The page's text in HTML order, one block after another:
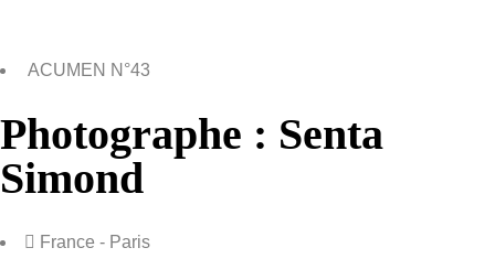
ACUMEN N°43
Photographe : Senta
Simond
France - Paris